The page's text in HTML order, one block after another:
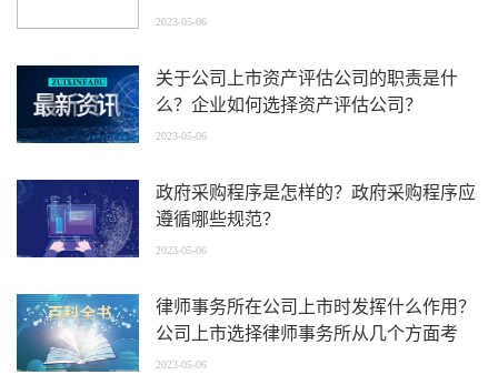
2023-05-06
关于公司上市资产评估公司的职责是什
么？企业如何选择资产评估公司？
2023-05-06
政府采购程序是怎样的？政府采购程序应
遵循哪些规范？
2023-05-06
律师事务所在公司上市时发挥什么作用？
公司上市选择律师事务所从几个方面考
虑？
2023-05-06